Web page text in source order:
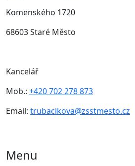
Komenského 1720
68603 Staré Město
Kancelář
Mob.: +420 702 278 873
Email: trubacikova@zsstmesto.cz
Menu